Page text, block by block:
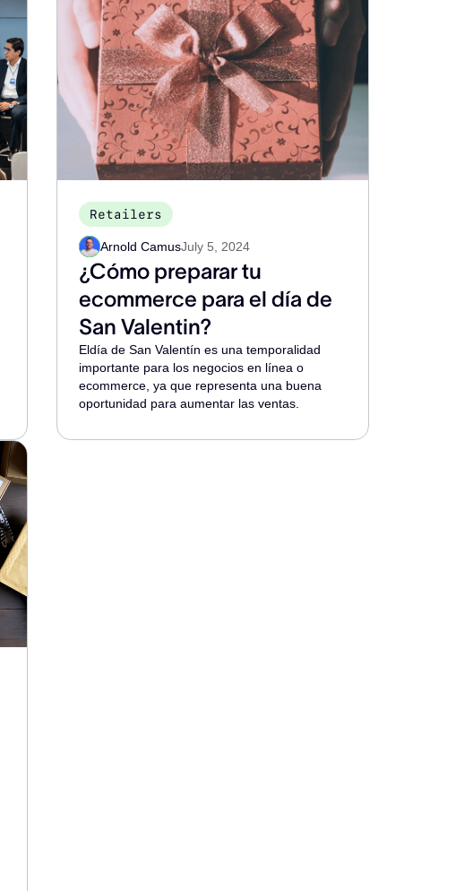
Retailers
Arnold CamusJuly 5, 2024
¿Cómo preparar tu
ecommerce para el día de
San Valentin?
Eldía de San Valentín es una temporalidad
importante para los negocios en línea o
ecommerce, ya que representa una buena
oportunidad para aumentar las ventas.